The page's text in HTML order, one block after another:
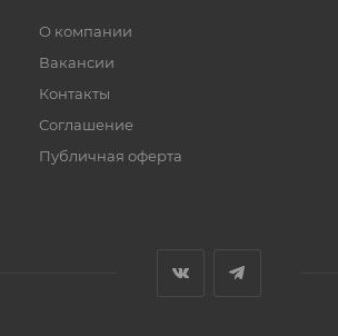
О компании
Вакансии
Контакты
Соглашение
Публичная оферта